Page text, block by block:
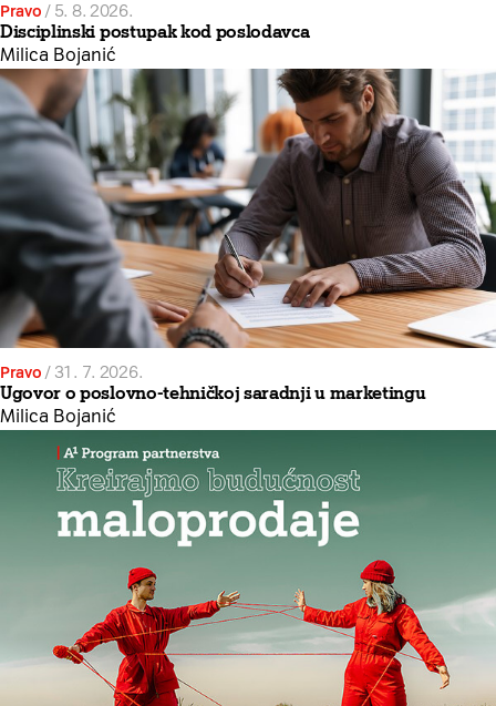
Pravo / 5. 8. 2026.
Disciplinski postupak kod poslodavca
Milica Bojanić
Pravo / 31. 7. 2026.
Ugovor o poslovno-tehničkoj saradnji u marketingu
Milica Bojanić